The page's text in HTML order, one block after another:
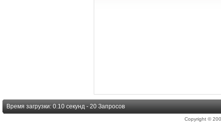
Время загрузки: 0.10 секунд - 20 Запросов
Copyright ©